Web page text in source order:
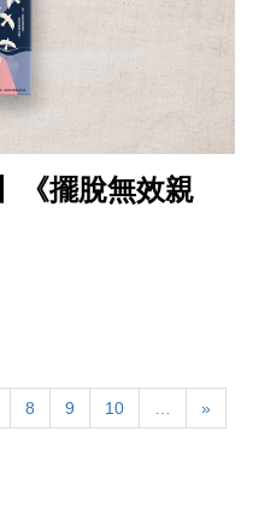
《擺脫無效親
8 9 10 »